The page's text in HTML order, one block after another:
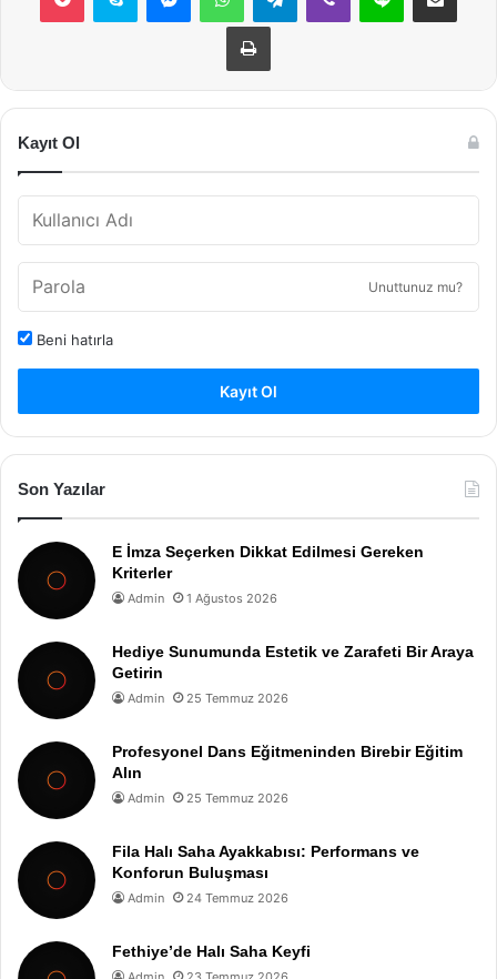
Yazdır
Kayıt Ol
Unuttunuz mu?
Beni hatırla
Kayıt Ol
Son Yazılar
E İmza Seçerken Dikkat Edilmesi Gereken
Kriterler
Admin 1 Ağustos 2026
Hediye Sunumunda Estetik ve Zarafeti Bir Araya
Getirin
Admin 25 Temmuz 2026
Profesyonel Dans Eğitmeninden Birebir Eğitim
Alın
Admin 25 Temmuz 2026
Fila Halı Saha Ayakkabısı: Performans ve
Konforun Buluşması
Admin 24 Temmuz 2026
Fethiye’de Halı Saha Keyfi